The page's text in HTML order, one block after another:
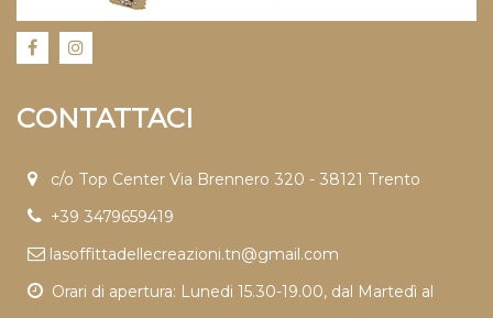
CONTATTACI
c/o Top Center Via Brennero 320 - 38121 Trento
+39 3479659419
lasoffittadellecreazioni.tn@gmail.com
Orari di apertura: Lunedi 15.30-19.00, dal Martedì al